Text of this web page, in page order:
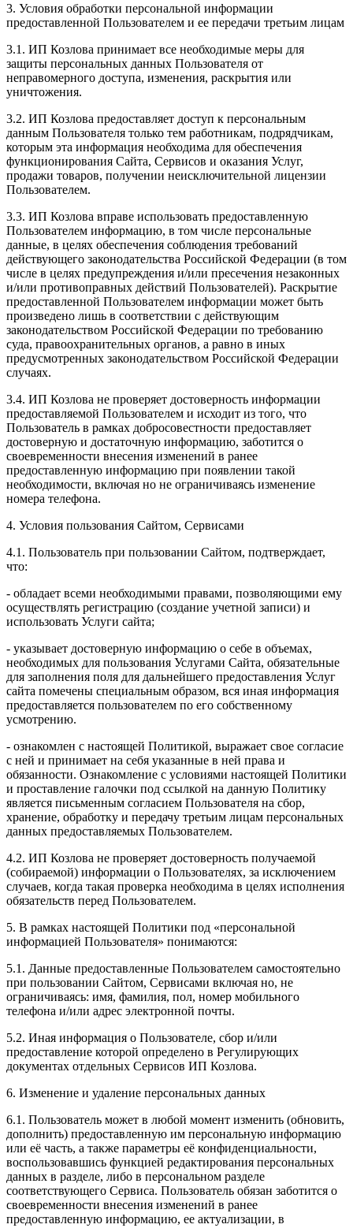
3. Условия обработки персональной информации
предоставленной Пользователем и ее передачи третьим лицам
3.1. ИП Козлова принимает все необходимые меры для
защиты персональных данных Пользователя от
неправомерного доступа, изменения, раскрытия или
уничтожения.
3.2. ИП Козлова предоставляет доступ к персональным
данным Пользователя только тем работникам, подрядчикам,
которым эта информация необходима для обеспечения
функционирования Сайта, Сервисов и оказания Услуг,
продажи товаров, получении неисключительной лицензии
Пользователем.
3.3. ИП Козлова вправе использовать предоставленную
Пользователем информацию, в том числе персональные
данные, в целях обеспечения соблюдения требований
действующего законодательства Российской Федерации (в том
числе в целях предупреждения и/или пресечения незаконных
и/или противоправных действий Пользователей). Раскрытие
предоставленной Пользователем информации может быть
произведено лишь в соответствии с действующим
законодательством Российской Федерации по требованию
суда, правоохранительных органов, а равно в иных
предусмотренных законодательством Российской Федерации
случаях.
3.4. ИП Козлова не проверяет достоверность информации
предоставляемой Пользователем и исходит из того, что
Пользователь в рамках добросовестности предоставляет
достоверную и достаточную информацию, заботится о
своевременности внесения изменений в ранее
предоставленную информацию при появлении такой
необходимости, включая но не ограничиваясь изменение
номера телефона.
4. Условия пользования Сайтом, Сервисами
4.1. Пользователь при пользовании Сайтом, подтверждает,
что:
- обладает всеми необходимыми правами, позволяющими ему
осуществлять регистрацию (создание учетной записи) и
использовать Услуги сайта;
- указывает достоверную информацию о себе в объемах,
необходимых для пользования Услугами Сайта, обязательные
для заполнения поля для дальнейшего предоставления Услуг
сайта помечены специальным образом, вся иная информация
предоставляется пользователем по его собственному
усмотрению.
- ознакомлен с настоящей Политикой, выражает свое согласие
с ней и принимает на себя указанные в ней права и
обязанности. Ознакомление с условиями настоящей Политики
и проставление галочки под ссылкой на данную Политику
является письменным согласием Пользователя на сбор,
хранение, обработку и передачу третьим лицам персональных
данных предоставляемых Пользователем.
4.2. ИП Козлова не проверяет достоверность получаемой
(собираемой) информации о Пользователях, за исключением
случаев, когда такая проверка необходима в целях исполнения
обязательств перед Пользователем.
5. В рамках настоящей Политики под «персональной
информацией Пользователя» понимаются:
5.1. Данные предоставленные Пользователем самостоятельно
при пользовании Сайтом, Сервисами включая но, не
ограничиваясь: имя, фамилия, пол, номер мобильного
телефона и/или адрес электронной почты.
5.2. Иная информация о Пользователе, сбор и/или
предоставление которой определено в Регулирующих
документах отдельных Сервисов ИП Козлова.
6. Изменение и удаление персональных данных
6.1. Пользователь может в любой момент изменить (обновить,
дополнить) предоставленную им персональную информацию
или её часть, а также параметры её конфиденциальности,
воспользовавшись функцией редактирования персональных
данных в разделе, либо в персональном разделе
соответствующего Сервиса. Пользователь обязан заботится о
своевременности внесения изменений в ранее
предоставленную информацию, ее актуализации, в